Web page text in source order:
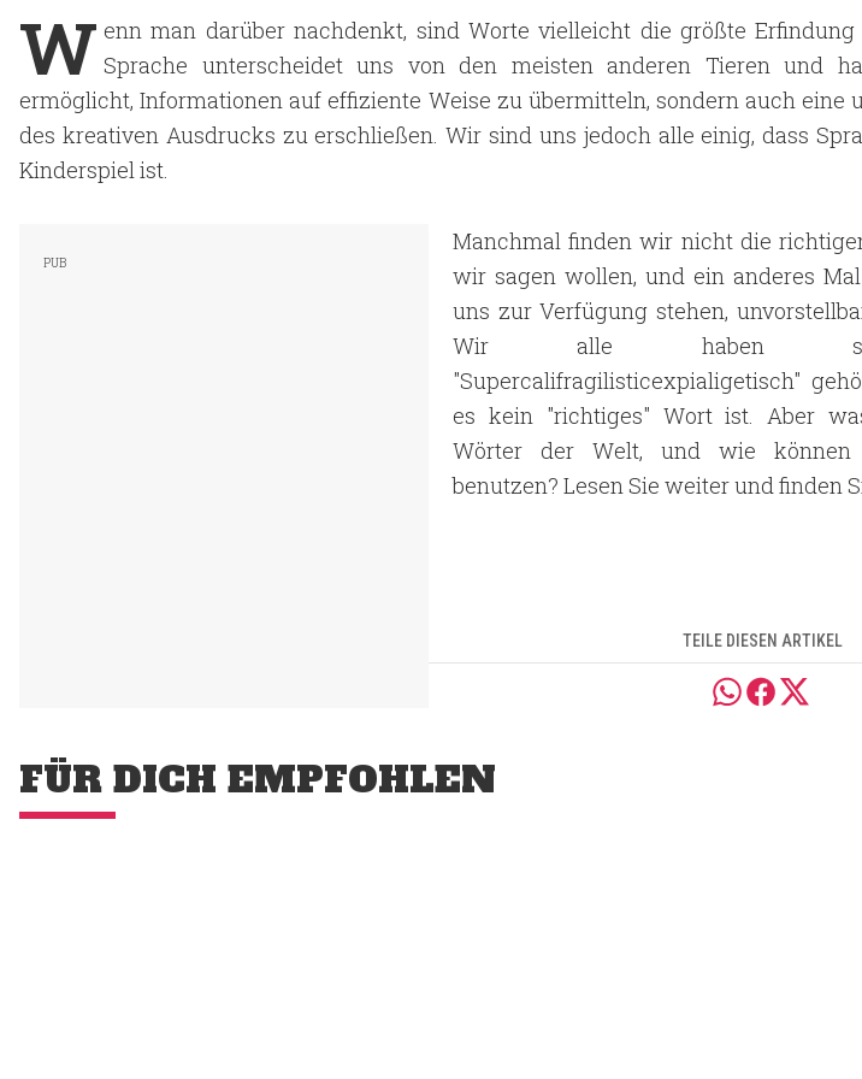
W enn man darüber nachdenkt, sind Worte vielleicht die größte
Sprache unterscheidet uns von den meisten anderen Tieren und
ermöglicht, Informationen auf effiziente Weise zu übermitteln, sondern auch eine
des kreativen Ausdrucks zu erschließen. Wir sind uns jedoch alle einig, dass
Kinderspiel ist.
Manchmal finden wir nicht die
wir sagen wollen, und ein anderes
uns zur Verfügung stehen,
Wir alle haben
"Supercalifragilisticexpialigetisch"
es kein "richtiges" Wort ist. Aber
Wörter der Welt, und wie
benutzen? Lesen Sie weiter und finden
TEILE DIESEN ARTIKEL
FÜR DICH EMPFOHLEN